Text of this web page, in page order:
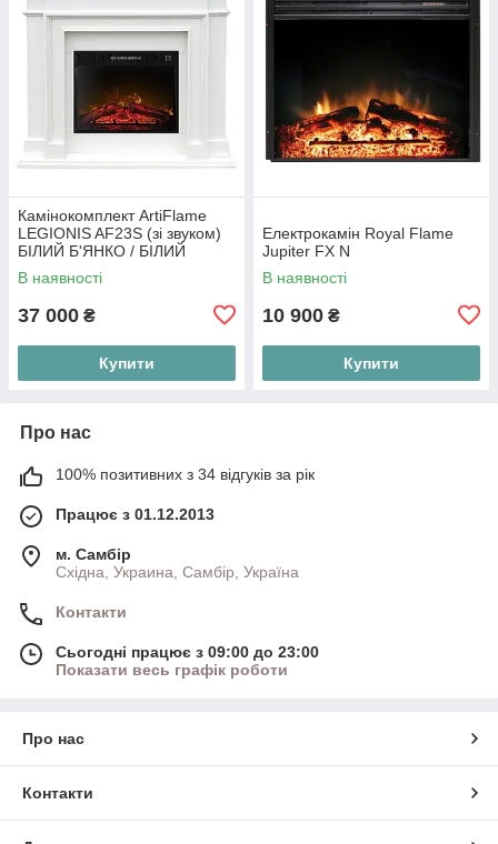
Камінокомплект ArtiFlame
LEGIONIS AF23S (зі звуком)
БІЛИЙ Б'ЯНКО / БІЛИЙ
ВАНІЛЬ
В наявності
37 000 ₴
Купити
Електрокамін Royal Flame
Jupiter FX N
В наявності
10 900 ₴
Купити
Про нас
100% позитивних з 34 відгуків за рік
Працює з 01.12.2013
м. Самбір
Східна, Украина, Самбір, Україна
Контакти
Сьогодні працює з 09:00 до 23:00
Показати весь графік роботи
Про нас
Контакти